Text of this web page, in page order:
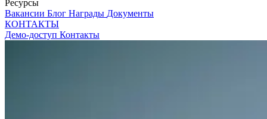
Ресурсы
Вакансии Блог Награды Документы
КОНТАКТЫ
Демо-доступ Контакты